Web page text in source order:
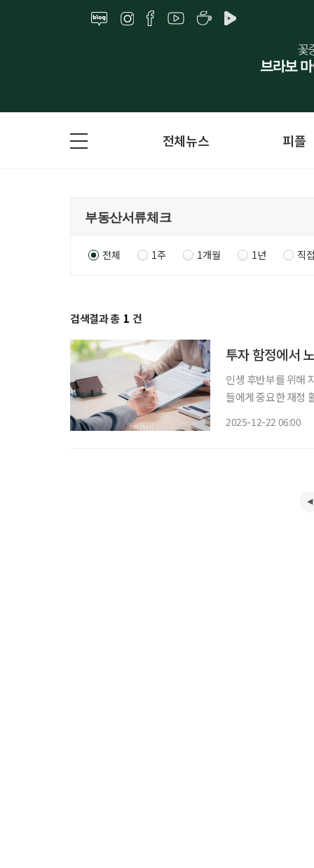
전체뉴스 피플
전체 1주 1개월 1년 직
검색결과 총 1 건
투자 함정에서
인생 후반부를 위해
들에게 중요한 재정
2025-12-22 06:00